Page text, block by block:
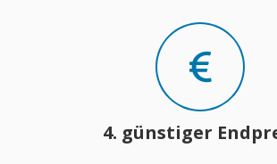
4. günstiger